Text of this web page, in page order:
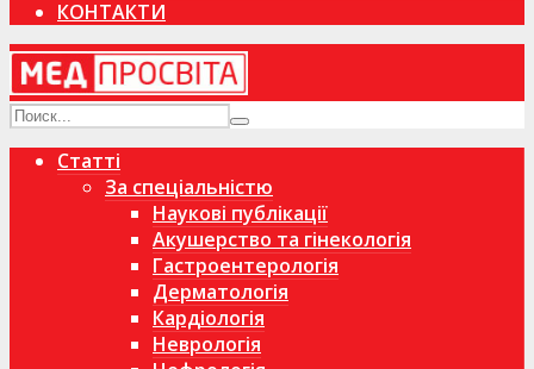
КОНТАКТИ
Статті
За спеціальністю
Наукові публікації
Акушерство та гінекологія
Гастроентерологія
Дерматологія
Кардіологія
Неврологія